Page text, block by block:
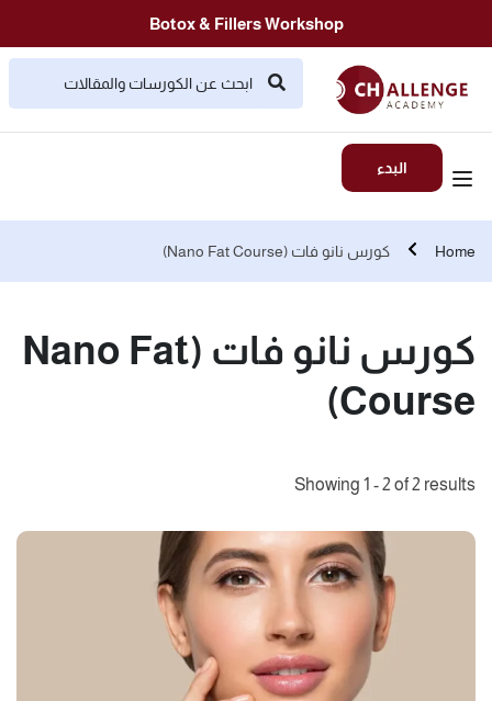
Botox & Fillers Workshop
البدء
Home كورس نانو فات (Nano Fat Course)
كورس نانو فات (Nano Fat
Course)
Showing 1 - 2 of 2 results